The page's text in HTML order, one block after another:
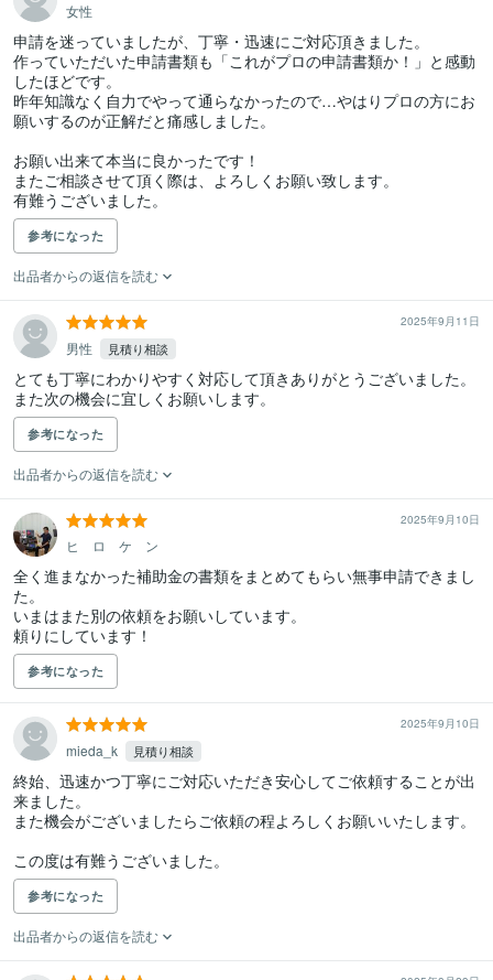
女性
申請を迷っていましたが、丁寧・迅速にご対応頂きました。
作っていただいた申請書類も「これがプロの申請書類か！」と感動
したほどです。
昨年知識なく自力でやって通らなかったので…やはりプロの方にお
願いするのが正解だと痛感しました。
お願い出来て本当に良かったです！
またご相談させて頂く際は、よろしくお願い致します。
有難うございました。
参考になった
出品者からの返信を読む
2025年9月11日
男性 見積り相談
とても丁寧にわかりやすく対応して頂きありがとうございました。
また次の機会に宜しくお願いします。
参考になった
出品者からの返信を読む
2025年9月10日
ヒ ロ ケ ン
全く進まなかった補助金の書類をまとめてもらい無事申請できまし
た。
いまはまた別の依頼をお願いしています。
頼りにしています！
参考になった
2025年9月10日
mieda_k 見積り相談
終始、迅速かつ丁寧にご対応いただき安心してご依頼することが出
来ました。
また機会がございましたらご依頼の程よろしくお願いいたします。
この度は有難うございました。
参考になった
出品者からの返信を読む